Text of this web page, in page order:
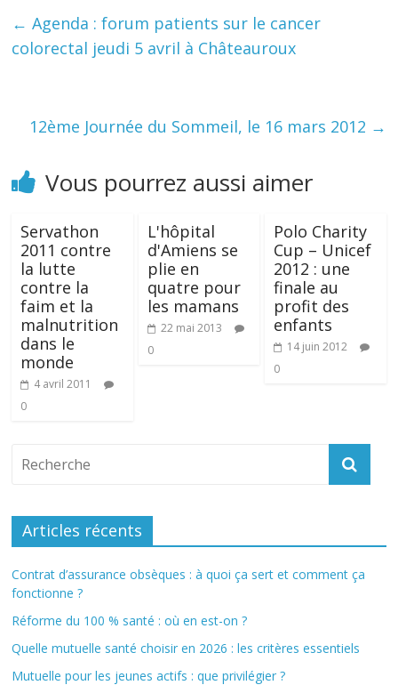
← Agenda : forum patients sur le cancer
colorectal jeudi 5 avril à Châteauroux
12ème Journée du Sommeil, le 16 mars 2012 →
Vous pourrez aussi aimer
Servathon
2011 contre
la lutte
contre la
faim et la
malnutrition
dans le
monde
4 avril 2011
0
L'hôpital
d'Amiens se
plie en
quatre pour
les mamans
22 mai 2013
0
Polo Charity
Cup – Unicef
2012 : une
finale au
profit des
enfants
14 juin 2012
0
Articles récents
Contrat d’assurance obsèques : à quoi ça sert et comment ça
fonctionne ?
Réforme du 100 % santé : où en est-on ?
Quelle mutuelle santé choisir en 2026 : les critères essentiels
Mutuelle pour les jeunes actifs : que privilégier ?